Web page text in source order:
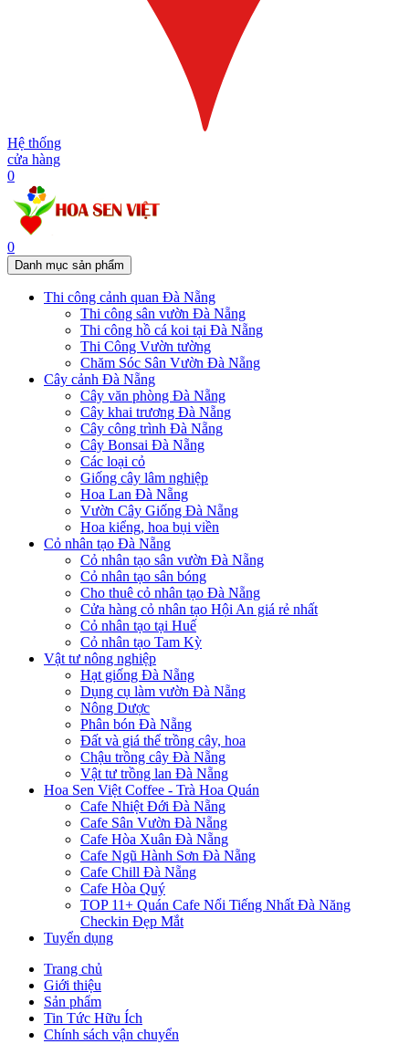
Hệ thống
cửa hàng
0
0
Danh mục sản phẩm
Thi công cảnh quan Đà Nẵng
Thi công sân vườn Đà Nẵng
Thi công hồ cá koi tại Đà Nẵng
Thi Công Vườn tường
Chăm Sóc Sân Vườn Đà Nẵng
Cây cảnh Đà Nẵng
Cây văn phòng Đà Nẵng
Cây khai trương Đà Nẵng
Cây công trình Đà Nẵng
Cây Bonsai Đà Nẵng
Các loại cỏ
Giống cây lâm nghiệp
Hoa Lan Đà Nẵng
Vườn Cây Giống Đà Nẵng
Hoa kiểng, hoa bụi viền
Cỏ nhân tạo Đà Nẵng
Cỏ nhân tạo sân vườn Đà Nẵng
Cỏ nhân tạo sân bóng
Cho thuê cỏ nhân tạo Đà Nẵng
Cửa hàng cỏ nhân tạo Hội An giá rẻ nhất
Cỏ nhân tạo tại Huế
Cỏ nhân tạo Tam Kỳ
Vật tư nông nghiệp
Hạt giống Đà Nẵng
Dụng cụ làm vườn Đà Nẵng
Nông Dược
Phân bón Đà Nẵng
Đất và giá thể trồng cây, hoa
Chậu trồng cây Đà Nẵng
Vật tư trồng lan Đà Nẵng
Hoa Sen Việt Coffee - Trà Hoa Quán
Cafe Nhiệt Đới Đà Nẵng
Cafe Sân Vườn Đà Nẵng
Cafe Hòa Xuân Đà Nẵng
Cafe Ngũ Hành Sơn Đà Nẵng
Cafe Chill Đà Nẵng
Cafe Hòa Quý
TOP 11+ Quán Cafe Nổi Tiếng Nhất Đà Năng
Checkin Đẹp Mắt
Tuyển dụng
Trang chủ
Giới thiệu
Sản phẩm
Tin Tức Hữu Ích
Chính sách vận chuyển